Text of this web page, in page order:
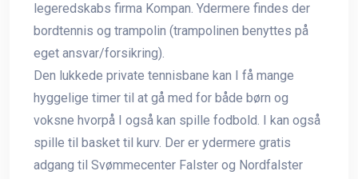
legeredskabs firma Kompan. Ydermere findes der
bordtennis og trampolin (trampolinen benyttes på
eget ansvar/forsikring).
Den lukkede private tennisbane kan I få mange
hyggelige timer til at gå med for både børn og
voksne hvorpå I også kan spille fodbold. I kan også
spille til basket til kurv. Der er ydermere gratis
adgang til Svømmecenter Falster og Nordfalster